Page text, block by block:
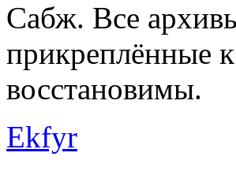
Сабж. Все
прикреплённые
восстановимы.
Ekfyr